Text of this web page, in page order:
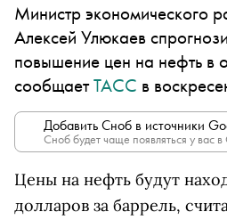
Министр экономического
Алексей Улюкаев
повышение цен на нефть
сообщаетТАСС в
Добавить Сноб в источники
Сноб будет чаще появляться у вас
Цены на нефть будут
долларов за баррель,